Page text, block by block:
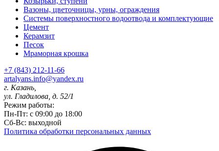
Вазоны, цветочницы, урны, ограждения
Системы поверхностного водоотвода и комплектующие
Цемент
Керамзит
Песок
Мраморная крошка
+7 (843) 212-11-66
artalyans.info@yandex.ru
г. Казань,
ул. Гладилова, д. 52/1
Режим работы:
Пн-Пт: с 09:00 до 18:00
Сб-Вс: выходной
Политика обработки персональных данных